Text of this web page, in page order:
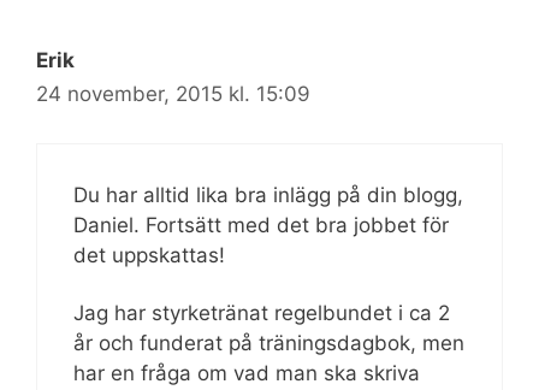
Erik
24 november, 2015 kl. 15:09
Du har alltid lika bra inlägg på din blogg,
Daniel. Fortsätt med det bra jobbet för
det uppskattas!
Jag har styrketränat regelbundet i ca 2
år och funderat på träningsdagbok, men
har en fråga om vad man ska skriva